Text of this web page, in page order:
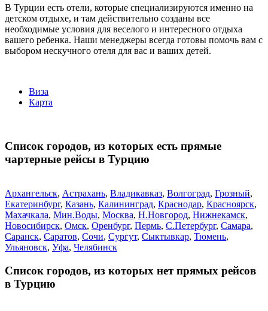
В Турции есть отели, которые специализируются именно на
детском отдыхе, и там действительно созданы все
необходимые условия для веселого и интересного отдыха
вашего ребенка. Наши менеджеры всегда готовы помочь вам с
выбором нескучного отеля для вас и ваших детей.
Виза
Карта
Список городов, из которых есть прямые
чартерные рейсы в Турцию
Архангельск, Астрахань, Владикавказ, Волгоград, Грозный,
Екатеринбург, Казань, Калининград, Краснодар, Красноярск,
Махачкала, Мин.Воды, Москва, Н.Новгород, Нижнекамск,
Новосибирск, Омск, Оренбург, Пермь, С.Петербург, Самара,
Саранск, Саратов, Сочи, Сургут, Сыктывкар, Тюмень,
Ульяновск, Уфа, Челябинск
Список городов, из которых нет прямых рейсов
в Турцию